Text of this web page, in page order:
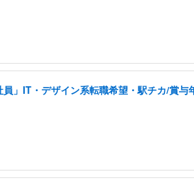
」IT・デザイン系転職希望・駅チカ/賞与